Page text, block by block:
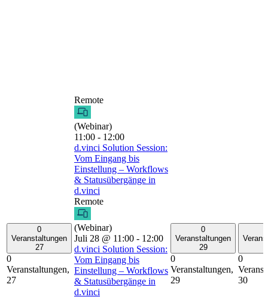
0
Veranstaltungen
27
0
Veranstaltungen,
27
Remote
(Webinar)
11:00 - 12:00
d.vinci Solution Session:
Vom Eingang bis
Einstellung – Workflows
& Statusübergänge in
d.vinci
Remote
(Webinar)
Juli 28 @ 11:00 - 12:00
d.vinci Solution Session:
Vom Eingang bis
Einstellung – Workflows
& Statusübergänge in
d.vinci
0
Veranstaltungen
29
0
Veranstaltungen,
29
0
30